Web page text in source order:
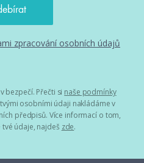
zpracování osobních údajů
bezpečí. Přečti si naše podmínky
tvými osobními údaji nakládáme v
předpisů. Více informací o tom,
údaje, najdeš zde.